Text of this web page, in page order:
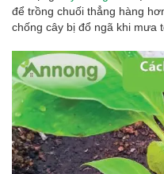
để trồng chuối thẳng hàng
chống cây bị đổ ngã khi mưa